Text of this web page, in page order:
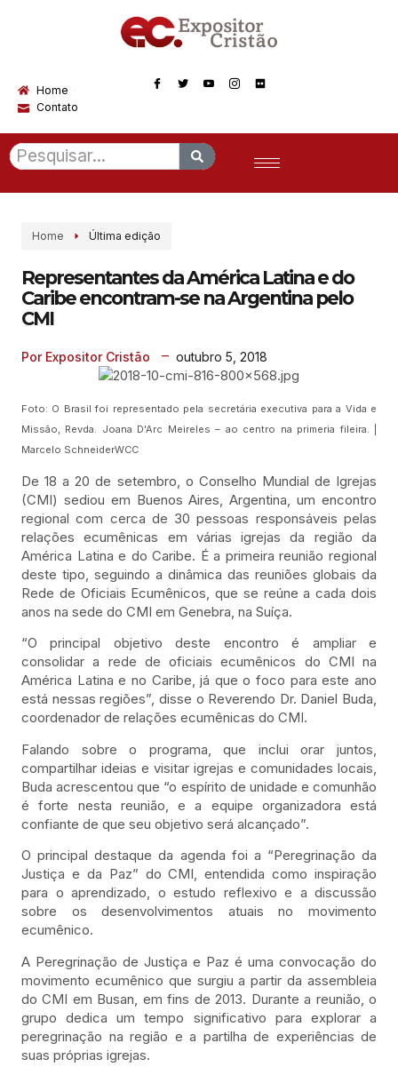
Home
Contato
Home Última edição
Representantes da América Latina e do
Caribe encontram-se na Argentina pelo
CMI
Por Expositor Cristão outubro 5, 2018
Foto: O Brasil foi representado pela secretária executiva para a Vida e
Missão, Revda. Joana D'Arc Meireles – ao centro na primeria fileira. |
Marcelo SchneiderWCC
De 18 a 20 de setembro, o Conselho Mundial de Igrejas
(CMI) sediou em Buenos Aires, Argentina, um encontro
regional com cerca de 30 pessoas responsáveis pelas
relações ecumênicas em várias igrejas da região da
América Latina e do Caribe. É a primeira reunião regional
deste tipo, seguindo a dinâmica das reuniões globais da
Rede de Oficiais Ecumênicos, que se reúne a cada dois
anos na sede do CMI em Genebra, na Suíça.
“O principal objetivo deste encontro é ampliar e
consolidar a rede de oficiais ecumênicos do CMI na
América Latina e no Caribe, já que o foco para este ano
está nessas regiões”, disse o Reverendo Dr. Daniel Buda,
coor­denador de relações ecumênicas do CMI.
Falando sobre o programa, que inclui orar juntos,
compartilhar ideias e visitar igrejas e comunidades locais,
Buda acrescentou que “o espírito de unidade e comunhão
é forte nesta reunião, e a equipe organizadora está
confiante de que seu objetivo será alcançado”.
O principal destaque da agenda foi a “Peregrinação da
Justiça e da Paz” do CMI, entendida como inspiração
para o aprendizado, o estudo reflexivo e a discussão
sobre os desenvolvimentos atuais no movimento
ecumênico.
A Peregrinação de Justiça e Paz é uma convocação do
movimento ecumênico que surgiu a partir da assembleia
do CMI em Busan, em fins de 2013. Durante a reunião, o
grupo dedica um tempo significativo para explorar a
peregrinação na região e a partilha de experiências de
suas próprias igrejas.